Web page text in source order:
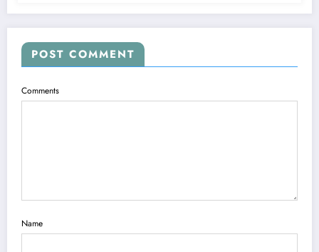
POST COMMENT
Comments
Name